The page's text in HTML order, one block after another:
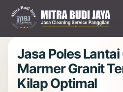
Lewati
Jasa Poles Lantai
Marmer Granit
Kilap Optimal